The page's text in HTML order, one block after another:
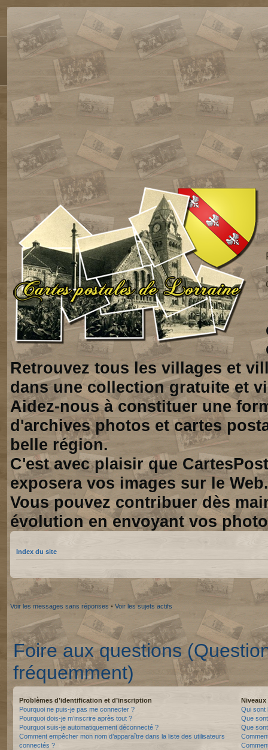
Retrouvez tous les villages et
dans une collection gratuite et
Aidez-nous à constituer une
d'archives photos et cartes
belle région.
C'est avec plaisir que
exposera vos images sur le Web.
Vous pouvez contribuer dès
évolution en envoyant vos
Index du site
Voir les messages sans réponses • Voir les sujets actifs
Foire aux questions
fréquemment)
Problèmes d’identification et d’inscription
Pourquoi ne puis-je pas me connecter ?
Pourquoi dois-je m’inscrire après tout ?
Pourquoi suis-je automatiquement déconnecté ?
Comment empêcher mon nom d’apparaître dans la liste des utilisateurs
connectés ?
Niveaux
Qui sont
Que
Que